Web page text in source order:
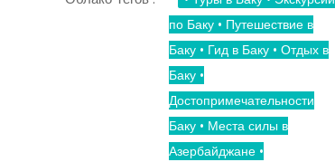
по Баку • Путешествие в
Баку • Гид в Баку • Отдых в
Баку •
Достопримечательности
Баку • Места силы в
Азербайджане •